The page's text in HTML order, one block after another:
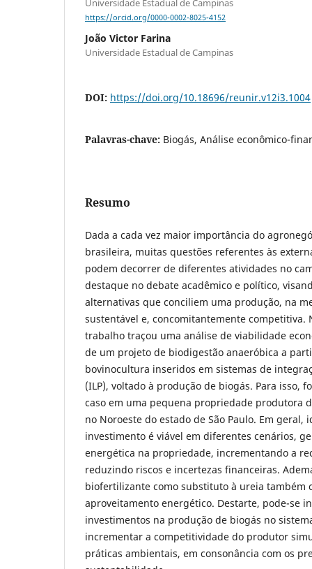
Universidade Estadual de Campinas
https://orcid.org/0000-0002-8025-4152
João Victor Farina
Universidade Estadual de Campinas
DOI: https://doi.org/10.18696/reunir.v12i3.1004
Palavras-chave: Biogás, Análise econômico-
Resumo
Dada a cada vez maior importância do
brasileira, muitas questões referentes às
podem decorrer de diferentes atividades no
destaque no debate acadêmico e político,
alternativas que conciliem uma produção, na
sustentável e, concomitantemente competitiva.
trabalho traçou uma análise de viabilidade
de um projeto de biodigestão anaeróbica a
bovinocultura inseridos em sistemas de
(ILP), voltado à produção de biogás. Para isso,
caso em uma pequena propriedade produtora
no Noroeste do estado de São Paulo. Em geral,
investimento é viável em diferentes cenários,
energética na propriedade, incrementando a
reduzindo riscos e incertezas financeiras.
biofertilizante como substituto à ureia também
aproveitamento energético. Destarte, pode-se
investimentos na produção de biogás no
incrementar a competitividade do produtor
práticas ambientais, em consonância com os